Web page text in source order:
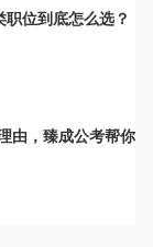
位到底怎么选？
由，臻成公考帮你